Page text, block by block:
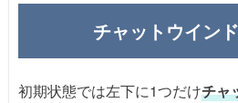
チャットウイン
初期状態では左下に1つだけチャ